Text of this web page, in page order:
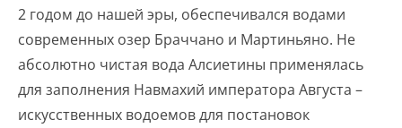
2 годом до нашей эры, обеспечивался водами
современных озер Браччано и Мартиньяно. Не
абсолютно чистая вода Алсиетины применялась
для заполнения Навмахий императора Августа –
искусственных водоемов для постановок